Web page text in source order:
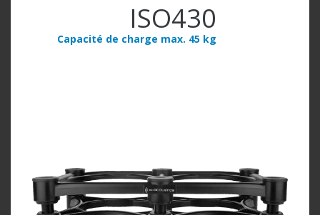
ISO430
Capacité de charge max. 45 kg